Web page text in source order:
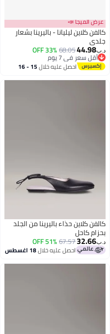
عرض الميجا 📣
كالفن كلاين ليليانا - باليرينا بشعار
جلدي
د.ب‏44.98
68.05
33% OFF
أقل سعر في 7 يوم
أقل سعر في 7 يوماحصل عليه خلال 15 - 16
كالفن كلاين حذاء باليرينا من الجلد
بحزام كاحل
د.ب‏32.66
67.57
51% OFF
احصل عليه خلال18 اغسطس